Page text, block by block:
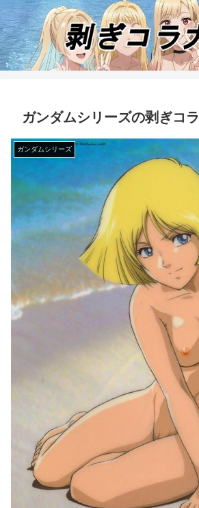
ガンダムシリーズの剥ぎコラ
ガンダムシリーズ